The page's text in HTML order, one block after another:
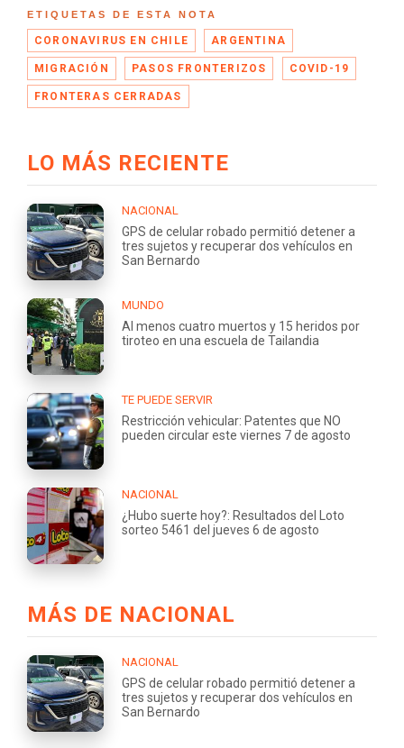
ETIQUETAS DE ESTA NOTA
CORONAVIRUS EN CHILE ARGENTINA
MIGRACIÓN PASOS FRONTERIZOS COVID-19
FRONTERAS CERRADAS
LO MÁS RECIENTE
NACIONAL
GPS de celular robado permitió detener a
tres sujetos y recuperar dos vehículos en
San Bernardo
MUNDO
Al menos cuatro muertos y 15 heridos por
tiroteo en una escuela de Tailandia
TE PUEDE SERVIR
Restricción vehicular: Patentes que NO
pueden circular este viernes 7 de agosto
NACIONAL
¿Hubo suerte hoy?: Resultados del Loto
sorteo 5461 del jueves 6 de agosto
MÁS DE NACIONAL
NACIONAL
GPS de celular robado permitió detener a
tres sujetos y recuperar dos vehículos en
San Bernardo